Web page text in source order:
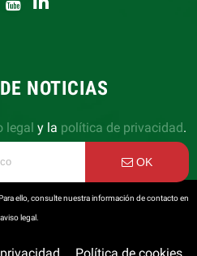
NOTICIAS
legal y la política de privacidad.
OK
ello, consulte nuestra información de contacto en
legal.
Política de cookies